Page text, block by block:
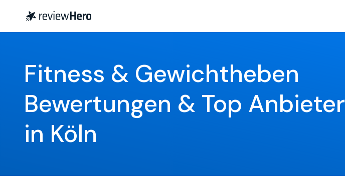
Fitness & Gewichtheben
Bewertungen & Top Anbieter
in Köln